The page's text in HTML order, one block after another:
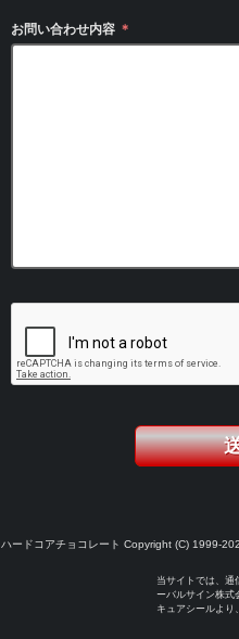
お問い合わせ内容 ＊
ハードコアチョコレート Copyright (C) 1999-
当サイトでは、通
ーバルサイン株式
キュアシールより